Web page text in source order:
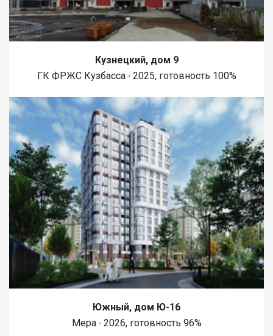
Кузнецкий, дом 9
ГК ФРЖС Кузбасса ∙ 2025, готовность 100%
Южный, дом Ю-16
Мера ∙ 2026, готовность 96%